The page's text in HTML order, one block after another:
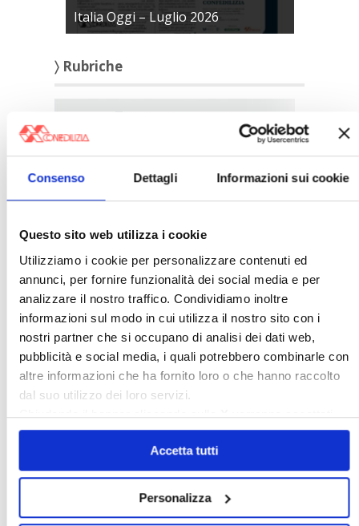
Consenso Dettagli Informazioni sui cookie
Questo sito web utilizza i cookie
Utilizziamo i cookie per personalizzare contenuti ed
annunci, per fornire funzionalità dei social media e per
analizzare il nostro traffico. Condividiamo inoltre
informazioni sul modo in cui utilizza il nostro sito con i
nostri partner che si occupano di analisi dei dati web,
pubblicità e social media, i quali potrebbero combinarle con
altre informazioni che ha fornito loro o che hanno raccolto
dal suo utilizzo dei loro servizi.
Chiudendo il banner cliccando sullaXverranno accettati
solo i cookie necessari.
Accetta tutti
Personalizza
Italia Oggi – Luglio 2026
〉 Rubriche
〉 Notizie e Banche dati